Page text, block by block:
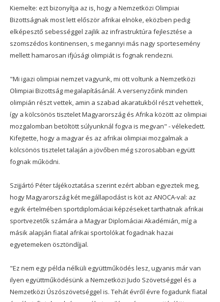
Kiemelte: ezt bizonyítja az is, hogy a Nemzetközi Olimpiai
Bizottságnak most lett először afrikai elnöke, eközben pedig
elképesztő sebességgel zajlik az infrastruktúra fejlesztése a
szomszédos kontinensen, s megannyi más nagy sportesemény
mellett hamarosan ifjúsági olimpiát is fognak rendezni.
"Mi igazi olimpiai nemzet vagyunk, mi ott voltunk a Nemzetközi
Olimpiai Bizottság megalapításánál. A versenyzőink minden
olimpián részt vettek, amin a szabad akaratukból részt vehettek,
így a kölcsönös tisztelet Magyarország és Afrika között az olimpiai
mozgalomban betöltött súlyunknál fogva is megvan" - vélekedett.
Kifejtette, hogy a magyar és az afrikai olimpiai mozgalmak a
kölcsönös tisztelet talaján a jövőben még szorosabban együtt
fognak működni.
Szijjártó Péter tájékoztatása szerint ezért abban egyeztek meg,
hogy Magyarország két megállapodást is köt az ANOCA-val: az
egyik értelmében sportdiplomáciai képzéseket tarthatnak afrikai
sportvezetők számára a Magyar Diplomáciai Akadémián, míg a
másik alapján fiatal afrikai sportolókat fogadnak hazai
egyetemeken ösztöndíjjal.
"Ez nem egy példa nélküli együttműködés lesz, ugyanis már van
ilyen együttműködésünk a Nemzetközi Judo Szövetséggel és a
Nemzetközi Úszószövetséggel is. Tehát évről évre fogadunk fiatal